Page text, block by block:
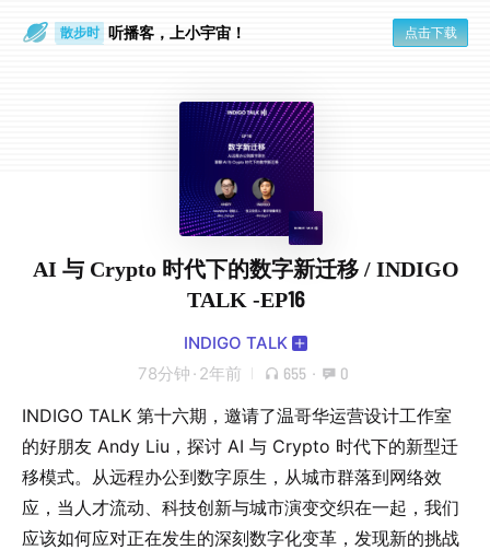
通勤路上 听播客，上小宇宙！ 点击下载
AI 与 Crypto 时代下的数字新迁移 / INDIGO
TALK -EP16
INDIGO TALK
78分钟 · 2年前 655 · 0
INDIGO TALK 第十六期，邀请了温哥华运营设计工作室
的好朋友 Andy Liu，探讨 AI 与 Crypto 时代下的新型迁
移模式。从远程办公到数字原生，从城市群落到网络效
应，当人才流动、科技创新与城市演变交织在一起，我们
应该如何应对正在发生的深刻数字化变革，发现新的挑战